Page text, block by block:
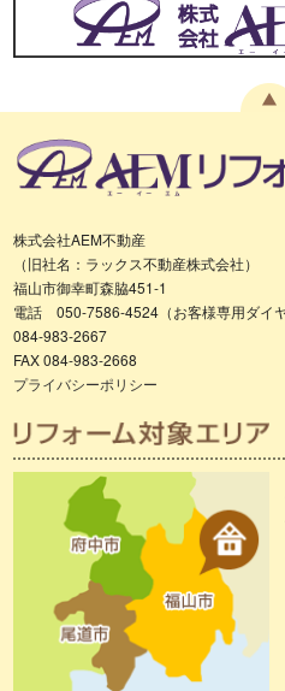
株式会社AEM不動産
（旧社名：ラックス不動産株式会社）
福山市御幸町森脇451-1
電話 050-7586-4524（お客様専用ダイヤ
084-983-2667
FAX 084-983-2668
プライバシーポリシー